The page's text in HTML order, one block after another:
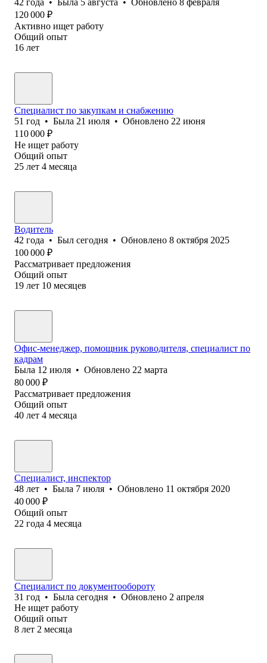
120 000 ₽
Активно ищет работу
Общий опыт
16 лет
Специалист по закупкам и снабжению
51 год • Была 21 июля • Обновлено 22 июня
110 000 ₽
Не ищет работу
Общий опыт
25 лет 4 месяца
Водитель
42 года • Был сегодня • Обновлено 8 октября 2025
100 000 ₽
Рассматривает предложения
Общий опыт
19 лет 10 месяцев
Офис-менеджер, помощник руководителя, специалист по
кадрам
Была 12 июля • Обновлено 22 марта
80 000 ₽
Рассматривает предложения
Общий опыт
40 лет 4 месяца
Специалист, инспектор
48 лет • Была 7 июля • Обновлено 11 октября 2020
40 000 ₽
Общий опыт
22 года 4 месяца
Специалист по документообороту
31 год • Была сегодня • Обновлено 2 апреля
Не ищет работу
Общий опыт
8 лет 2 месяца